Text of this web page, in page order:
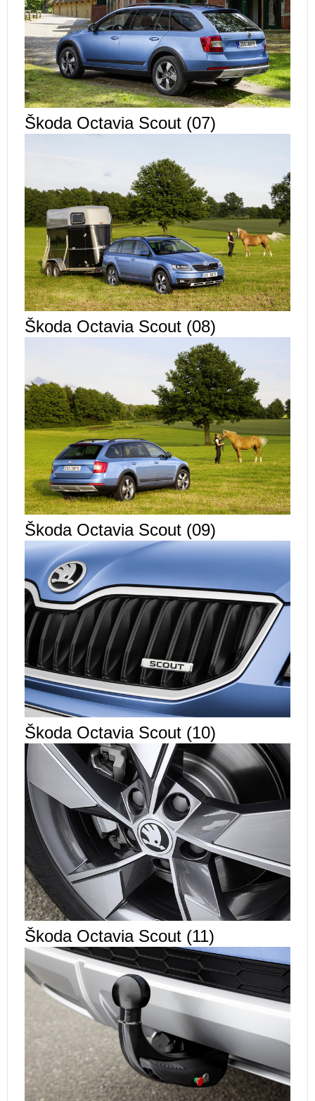
Škoda Octavia Scout (07)
Škoda Octavia Scout (08)
Škoda Octavia Scout (09)
Škoda Octavia Scout (10)
Škoda Octavia Scout (11)